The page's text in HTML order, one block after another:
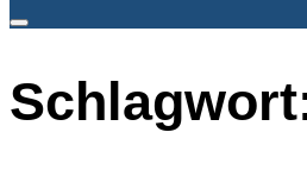
Seitenleiste
Navigation
umschalten